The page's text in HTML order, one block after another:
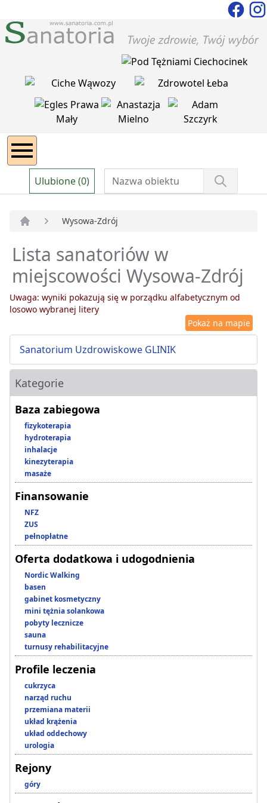
Ulubione (0)
Wysowa-Zdrój
Lista sanatoriów w
miejscowości Wysowa-Zdrój
Uwaga: wyniki pokazują się w porządku alfabetycznym od
losowo wybranej litery
Pokaż na mapie
Sanatorium Uzdrowiskowe GLINIK
Kategorie
Baza zabiegowa
fizykoterapia
hydroterapia
inhalacje
kinezyterapia
masaże
Finansowanie
NFZ
ZUS
pełnopłatne
Oferta dodatkowa i udogodnienia
Nordic Walking
basen
gabinet kosmetyczny
mini tężnia solankowa
pobyty lecznicze
sauna
turnusy rehabilitacyjne
Profile leczenia
cukrzyca
narząd ruchu
przemiana materii
układ krążenia
układ oddechowy
urologia
Rejony
góry